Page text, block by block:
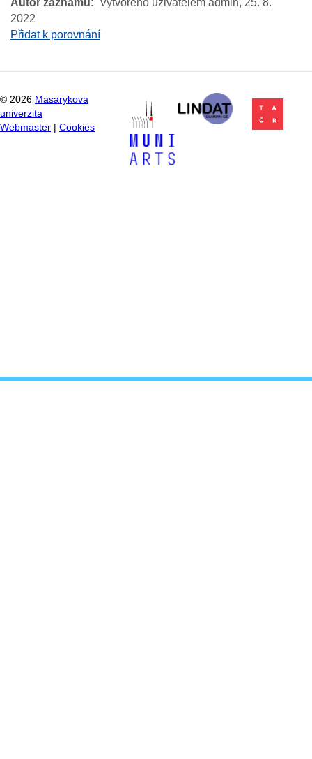
Autor záznamu Vytvořeno uživatelem admin, 25. 8.
2022
Přidat k porovnání
© 2026 Masarykova
univerzita
Webmaster
Cookies